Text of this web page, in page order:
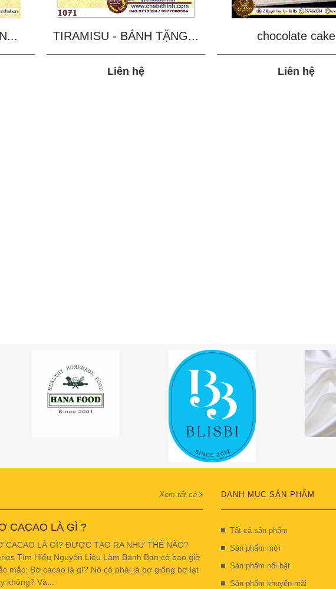
TIRAMISU - BÁNH TẶNG...
Liên hệ
chocolate cake
Liên hệ
Xem tất cả
CACAO LÀ GÌ ?
CACAO LÀ GÌ? ĐƯỢC TẠO RA NHƯ THẾ NÀO?
Tìm Hiểu Nguyên Liệu Làm Bánh Bạn có bao giờ
mắc: Bơ cacao là gì? Nó có phải là bơ giống bơ lạt
không? Và...
DANH MỤC SẢN PHẨM
Tất cả sản phẩm
Sản phẩm mới
Sản phẩm nổi bật
Sản phẩm khuyến mãi